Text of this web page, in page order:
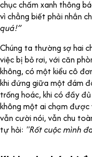
chục chấm xanh thông
vì chẳng biết phải nhắn
quá!”
Chúng ta thường sợ hai
việc bị bỏ rơi, với căn
không, có một kiểu cô
khi đứng giữa một đám
trống hoác, khi có đầy
không một ai chạm
vẫn cười nói, vẫn chu
tự hỏi: "Rốt cuộc mình